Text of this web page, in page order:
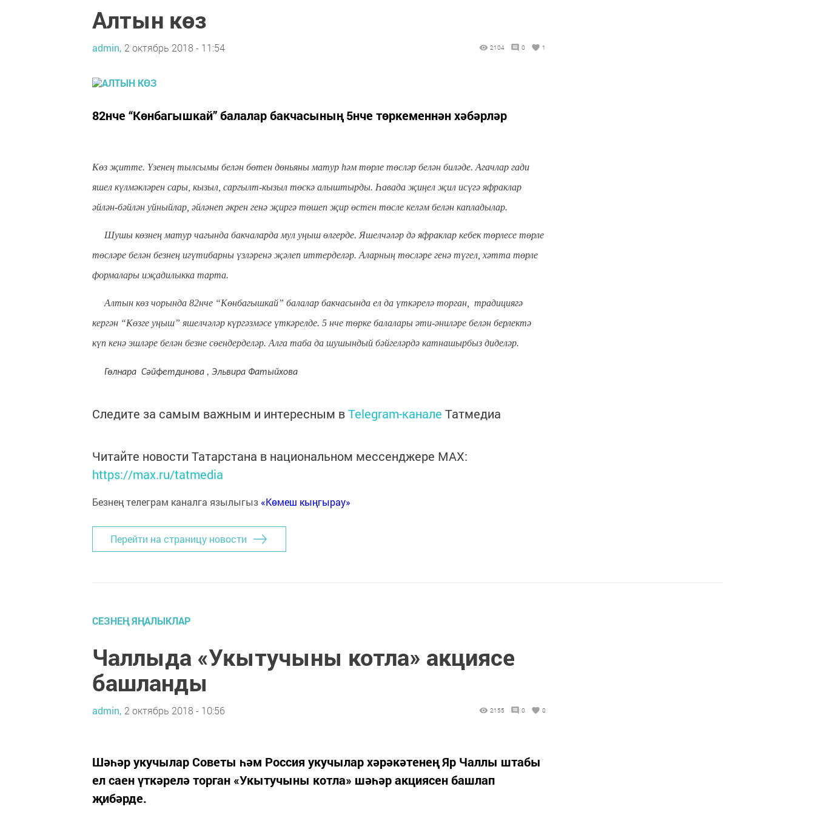
Алтын көз
admin, 2 октябрь 2018 - 11:54 2104 0 1
82нче “Көнбагышкай” балалар бакчасының 5нче төркеменнән хәбәрләр
Көз җитте. Үзенең тылсымы белән бөтен дөньяны матур һәм төрле төсләр белән биләде. Агачлар гади
яшел күлмәкләрен сары, кызыл, саргылт-кызыл төскә алыштырды. Һавада җиңел җил исүгә яфраклар
әйлән-бәйлән уйныйлар, әйләнеп әкрен генә җиргә төшеп җир өстен төсле келәм белән капладылар.
Шушы көзнең матур чагында бакчаларда мул уңыш өлгерде. Яшелчәләр дә яфраклар кебек төрлесе төрле
төсләре белән безнең игүтибарны үзләренә җәлеп иттерделәр. Аларның төсләре генә түгел, хәтта төрле
формалары иҗадилыкка тарта.
Алтын көз чорында 82нче “Көнбагышкай” балалар бакчасында ел да үткәрелә торган, традициягә
кергән “Көзге уңыш” яшелчәләр күргәзмәсе үткәрелде. 5 нче төрке балалары әти-әниләре белән берлектә
күп кенә эшләре белән безне сөендерделәр. Алга таба да шушындый бәйгеләрдә катнашырбыз диделәр.
Гөлнара Сәйфетдинова , Эльвира Фатыйхова
Следите за самым важным и интересным вTelegram-канале Татмедиа
Читайте новости Татарстана в национальном мессенджере MАХ:
https://max.ru/tatmedia
Безнең телеграм каналга язылыгыз «Көмеш кыңгырау»
Перейти на страницу новости
СЕЗНЕҢ ЯҢАЛЫКЛАР
Чаллыда «Укытучыны котла» акциясе
башланды
admin, 2 октябрь 2018 - 10:56 2155 0 0
Шәһәр укучылар Советы һәм Россия укучылар хәрәкәтенең Яр Чаллы штабы
ел саен үткәрелә торган «Укытучыны котла» шәһәр акциясен башлап
җибәрде.